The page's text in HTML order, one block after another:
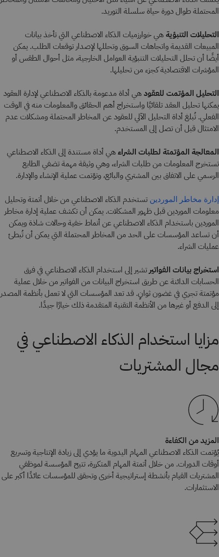
المحتملة طوال دورة حياة سلسلة التوريد.
التحليلات التنبؤيةهي خوارزميات الذكاء الاصطناعي التي تأخذ بيانات
المبيعات القديمة واتجاهات السوق وتحللها لإصدار توقعات الطلب. يمكن
أيضًا أن تحلل التحليلات التنبؤية العوامل الخارجية، مثل أحوال الطقس أو
المؤشرات الاقتصادية كجزء من تحليلها.
التحليل المؤتمت للعقودهي أداة مدعومة بالذكاء الاصطناعي لإدارة العقود
يمكنها تحليل العقد تلقائيًا واستخراج أهم الحقائق والمعلومات منه في الوقت
الفعلي. تُبلغ أداة التحليل الآلي للعقود عن المخاطر المحتملة ومشكلات عدم
الامتثال قبل أن تصل إلى المستخدم.
المعالجة المؤتمتة لطلبات الشراءهي أداة مستندة إلى الذكاء الاصطناعي
تستخرج المعلومات من طلبات الشراء، وهي وثيقة مهمة تضفي الطابع
الرسمي على الاتفاق بين المشتري والبائع، وتؤتمت عملية الإنشاء والإدارة.
إدارة مخاطر الموردين تستخدم الذكاء الاصطناعي من خلال أتمتة وتحليل
معلومات الموردين قبل ظهور المشكلات. يمكن أن تكشف عملية إدارة مخاطر
الموردين باستخدام الذكاء الاصطناعي عن أنماط خفية وحالات شاذة ويمكن
أن تساعد المؤسسات على الحد من المخاطر المحتملة التي يمكن أن تُبطئ
عمليات الشراء.
استخراج بيانات الفواتيرتشير إلى استخدام الذكاء الاصطناعي في فرق
الحسابات الدائنة عن طريق استخراج البيانات من الفواتير من خلال عملية
مؤتمتة تجري في غضون ثوانٍ. قد تعد المؤسسات التي لا تعمل بأنظمة المصدر
إلى الدفع أو غيرها من الأنظمة التقنية المتقدمة ذلك خيارًا جيدًا.
مزايا استخدام الذكاء الاصطناعي في
مجال المشتريات
المزيد من الكفاءة
يُؤتمت الذكاء الاصطناعي المهام اليدوية ما يؤدي إلى زيادة الإنتاجية وتسريع
أوقات الدورات. من خلال أتمتة المهام المتكررة، تتيح المؤسسة لموظفي
المشتريات القيام بأنشطة إستراتيجية أخرى وتحقق للمؤسسات عائدًا أكبر على
الاستثمارات.